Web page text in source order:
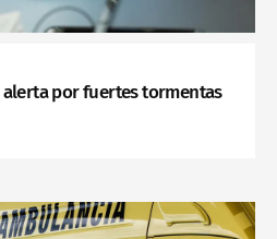
por fuertes tormentas